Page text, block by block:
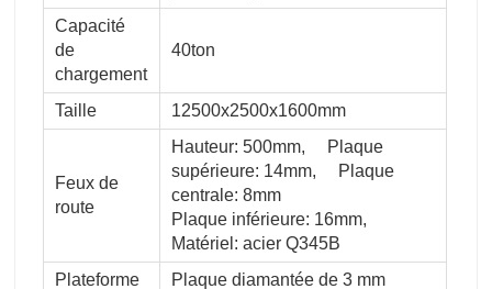
Capacité
de
chargement
40ton
Taille 12500x2500x1600mm
Feux de
route
Hauteur: 500mm, Plaque
supérieure: 14mm, Plaque
centrale: 8mm
Plaque inférieure: 16mm,
Matériel: acier Q345B
Plateforme
Plaque diamantée de 3 mm